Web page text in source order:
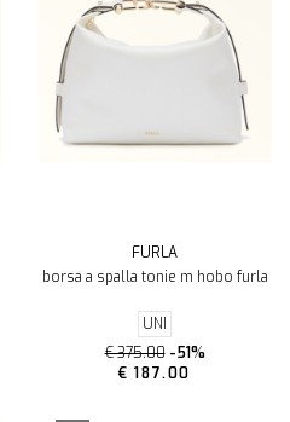
FURLA
borsa a spalla tonie m hobo furla
UNI
€ 375.00 -51%
€ 187.00